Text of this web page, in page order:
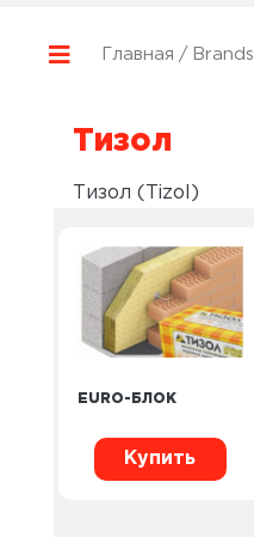
Главная / Brands
Тизол
Тизол (Tizol)
EURO-БЛОК
Купить